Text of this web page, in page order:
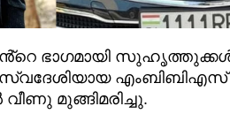
ഭാഗമായി
സ്വദേശിയായ എംബിബിഎസ്
മുങ്ങിമരിച്ചു.